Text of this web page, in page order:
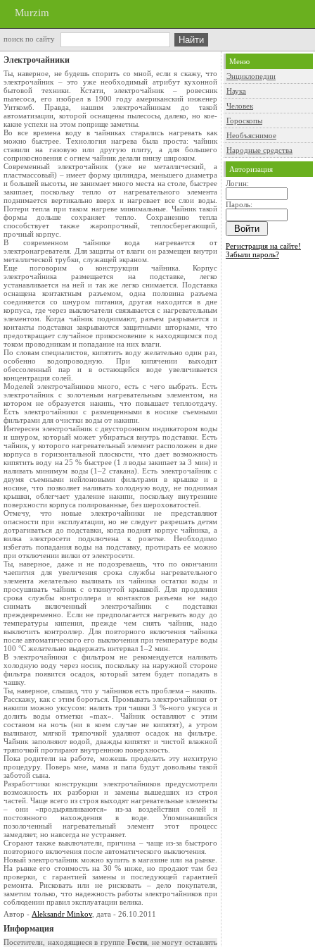
Murzim
поиск по сайту
Электрочайники
Ты, наверное, не будешь спорить со мной, если я скажу, что
электрочайник – это уже необходимый атрибут кухонной
бытовой техники. Кстати, электрочайник – ровесник
пылесоса, его изобрел в 1900 году американский инженер
Уиткомб. Правда, нашим электрочайникам до такой
автоматизации, которой оснащены пылесосы, далеко, но кое-
какие успехи на этом поприще заметны.
Во все времена воду в чайниках старались нагревать как
можно быстрее. Технология нагрева была проста: чайник
ставили на газовую или другую плиту, а для большего
соприкосновения с огнем чайник делали внизу широким.
Современный электрочайник (уже не металлический, а
пластмассовый) – имеет форму цилиндра, меньшего диаметра
и большей высоты, не занимает много места на столе, быстрее
закипает, поскольку тепло от нагревательного элемента
поднимается вертикально вверх и нагревает все слои воды.
Потери тепла при таком нагреве минимальные. Чайник такой
формы дольше сохраняет тепло. Сохранению тепла
способствует также жаропрочный, теплосберегающий,
прочный корпус.
В современном чайнике вода нагревается от
электронагревателя. Для защиты от влаги он размещен внутри
металлической трубки, служащей экраном.
Еще поговорим о конструкции чайника. Корпус
электрочайника размещается на подставке, легко
устанавливается на ней и так же легко снимается. Подставка
оснащена контактным разъемом, одна половина разъема
соединяется со шнуром питания, другая находится в дне
корпуса, где через выключатели связывается с нагревательным
элементом. Когда чайник поднимают, разъем разрывается и
контакты подставки закрываются защитными шторками, что
предотвращает случайное прикосновение к находящимся под
током проводникам и попадание на них влаги.
По словам специалистов, кипятить воду желательно один раз,
особенно водопроводную. При кипячении выходит
обессоленный пар и в остающейся воде увеличивается
концентрация солей.
Моделей электрочайников много, есть с чего выбрать. Есть
электрочайник с золоченым нагревательным элементом, на
котором не образуется накипь, что повышает теплоотдачу.
Есть электрочайники с размещенными в носике съемными
фильтрами для очистки воды от накипи.
Интересен электрочайник с двусторонним индикатором воды
и шнуром, который может убираться внутрь подставки. Есть
чайник, у которого нагревательный элемент расположен в дне
корпуса в горизонтальной плоскости, что дает возможность
кипятить воду на 25 % быстрее (1 л воды закипает за 3 мин) и
наливать минимум воды (1–2 стакана). Есть электрочайник с
двумя съемными нейлоновыми фильтрами в крышке и в
носике, что позволяет наливать холодную воду, не поднимая
крышки, облегчает удаление накипи, поскольку внутренние
поверхности корпуса полированные, без шероховатостей.
Отмечу, что новые электрочайники не представляют
опасности при эксплуатации, но не следует разрешать детям
дотрагиваться до подставки, когда поднят корпус чайника, а
вилка электросети подключена к розетке. Необходимо
избегать попадания воды на подставку, протирать ее можно
при отключении вилки от электросети.
Ты, наверное, даже и не подозреваешь, что по окончании
чаепития для увеличения срока службы нагревательного
элемента желательно выливать из чайника остатки воды и
просушивать чайник с откинутой крышкой. Для продления
срока службы контроллера и контактов разъема не надо
снимать включенный электрочайник с подставки
преждевременно. Если не предполагается нагревать воду до
температуры кипения, прежде чем снять чайник, надо
выключить контроллер. Для повторного включения чайника
после автоматического его выключения при температуре воды
100 °C желательно выдержать интервал 1–2 мин.
В электрочайники с фильтром не рекомендуется наливать
холодную воду через носик, поскольку на наружной стороне
фильтра появится осадок, который затем будет попадать в
чашку.
Ты, наверное, слышал, что у чайников есть проблема – накипь.
Расскажу, как с этим бороться. Промывать электрочайники от
накипи можно уксусом: налить три чашки 3 %-ного уксуса и
долить воды отметки «max». Чайник оставляют с этим
составом на ночь (ни в коем случае не кипятят), а утром
выливают, мягкой тряпочкой удаляют осадок на фильтре.
Чайник заполняют водой, дважды кипятят и чистой влажной
тряпочкой протирают внутреннюю поверхность.
Пока родители на работе, можешь проделать эту нехитрую
процедуру. Поверь мне, мама и папа будут довольны такой
заботой сына.
Разработчики конструкции электрочайников предусмотрели
возможность их разборки и замены вышедших из строя
частей. Чаще всего из строя выходят нагревательные элементы
– они «продырявливаются» из-за воздействия солей и
постоянного нахождения в воде. Упоминавшийся
позолоченный нагревательный элемент этот процесс
замедляет, но навсегда не устраняет.
Сгорают также выключатели, причина – чаще из-за быстрого
повторного включения после автоматического выключения.
Новый электрочайник можно купить в магазине или на рынке.
На рынке его стоимость на 30 % ниже, но продают там без
проверки, с гарантией замены и последующей гарантией
ремонта. Рисковать или не рисковать – дело покупателя,
заметим только, что надежность работы электрочайников при
соблюдении правил эксплуатации велика.
Автор - Aleksandr Minkov, дата - 26.10.2011
Информация
Посетители, находящиеся в группе Гости, не могут оставлять
Меню
Энциклопедии
Наука
Человек
Гороскопы
Необъяснимое
Народные средства
Авторизация
Логин:
Пароль:
Регистрация на сайте!
Забыли пароль?